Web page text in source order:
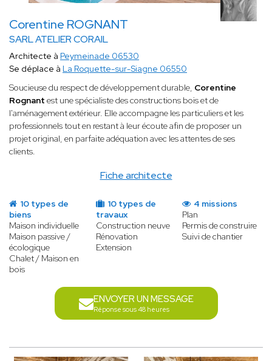
Corentine ROGNANT
SARL ATELIER CORAIL
Fiche architecte
Architecte à Peymeinade 06530
Se déplace à La Roquette-sur-Siagne 06550
Soucieuse du respect de développement durable, Corentine
Rognant est une spécialiste des constructions bois et de
l'aménagement extérieur. Elle accompagne les particuliers et les
professionnels tout en restant à leur écoute afin de proposer un
projet original, en parfaite adéquation avec les attentes de ses
clients.
10 types de
biens
Maison individuelle
Maison passive /
écologique
Chalet / Maison en
bois
10 types de
travaux
Construction neuve
Rénovation
Extension
4 missions
Plan
Permis de construire
Suivi de chantier
ENVOYER UN MESSAGE
Réponse sous 48 heures